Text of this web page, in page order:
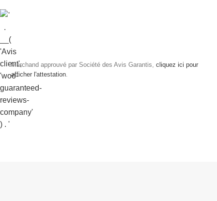
Marchand approuvé par Société des Avis Garantis, cliquez ici pour
afficher l'attestation.